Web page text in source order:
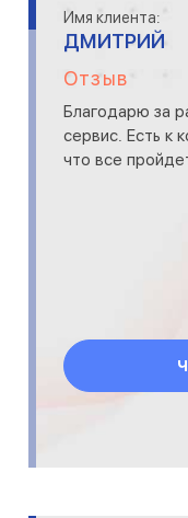
Имя клиента:
ДМИТРИЙ
Отзыв
Благодарю за
сервис. Есть к
что все